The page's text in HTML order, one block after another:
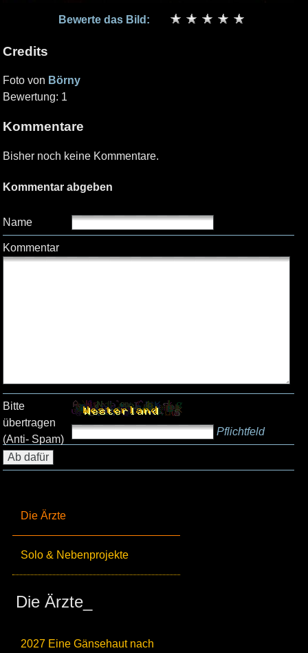
Die Ärzte
Solo & Nebenprojekte
Die Ärzte_
2027 Eine Gänsehaut nach
Bewerte das Bild:
Credits
Foto von Börny
Bewertung: 1
Kommentare
Bisher noch keine Kommentare.
Kommentar abgeben
Name
Kommentar
Bitte
übertragen
(Anti- Spam)
Pflichtfeld